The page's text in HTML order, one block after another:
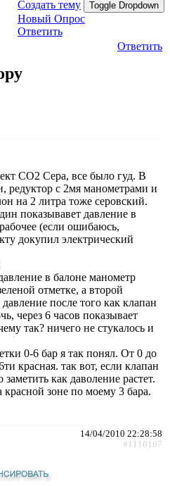
Создать тему
Toggle Dropdown
Новый Опрос
Ответить
Ответить
СО2 Сера, все было гуд. В
редуктор с 2мя манометрами и
на 2 литра тоже серовский.
показывавет давление в
(если ошибаюсь,
докупил электрический
в балоне манометр
отметке, а второй
после того как клапан
через 6 часов показывает
так? ничего не стукалось и
0-6 бар я так понял. От 0 до
красная. так вот, если клапан
как даволение растет.
красной зоне по моему 3 бара.
14/04/2010 22:28:58
#1110167